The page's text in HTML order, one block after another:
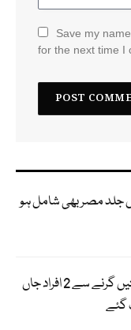
Save my
for the next time I
جلد مصر بھی شامل ہو
بارشوں کی تباہی؛ قصور میں چھتیں گرنے سے 2 افراد جاں